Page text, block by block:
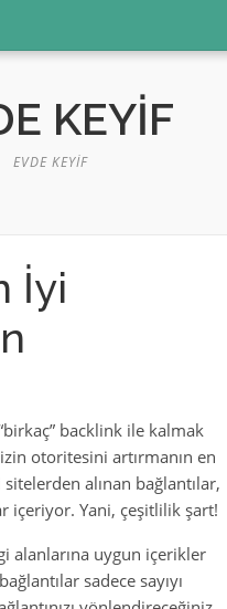
KEYIF
EVDE KEYIF
İyi
backlink ile kalmak
otoritesini artırmanın en
alınan bağlantılar,
içeriyor. Yani, çeşitlilik şart!
alanlarına uygun içerikler
sadece sayıyı